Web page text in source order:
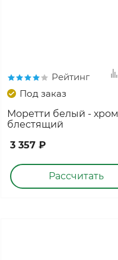
Рейтинг
Под заказ
Моретти белый - хром
блестящий
3 357 ₽
Рассчитать